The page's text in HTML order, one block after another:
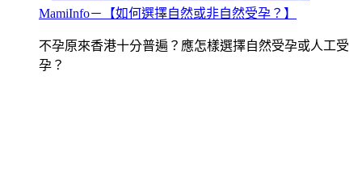
MamiInfo－【如何選擇自然或非自然受孕？】
不孕原來香港十分普遍？應怎樣選擇自然受孕或人工受
孕？